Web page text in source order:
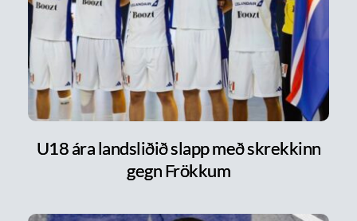
U18 ára landsliðið slapp með skrekkinn
gegn Frökkum